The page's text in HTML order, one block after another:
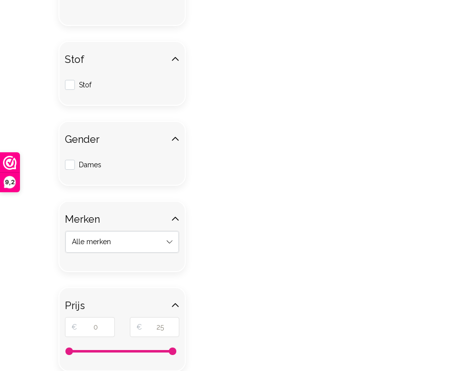
9,2
Stof
Stof
Gender
Dames
Merken
Prijs
€ €